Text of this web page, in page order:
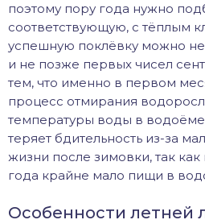
поэтому пору года нужно
соответствующую, с тёплым
успешную поклёвку можно
и не позже первых чисел
тем, что именно в первом
процесс отмирания
температуры воды в
теряет бдительность из-за
жизни после зимовки, так
года крайне мало пищи в
Особенности летней